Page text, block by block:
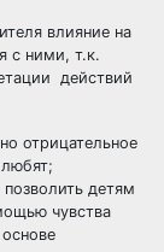
влияние на
с ними, т.к.
действий
отрицательное
детям
чувства